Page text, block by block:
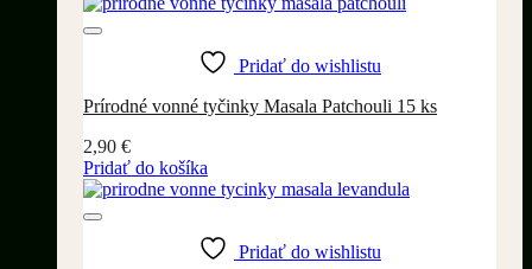
Pridať do wishlistu
Prírodné vonné tyčinky Masala Patchouli 15 ks
2,90 €
Pridať do košíka
Pridať do wishlistu